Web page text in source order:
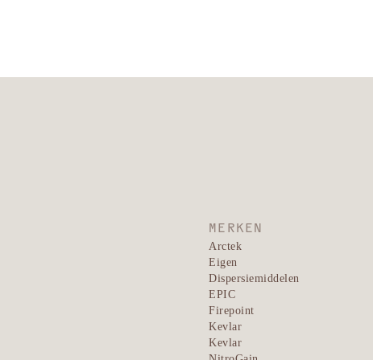
MERKEN
Arctek
Eigen
Dispersiemiddelen
EPIC
Firepoint
Kevlar
Kevlar